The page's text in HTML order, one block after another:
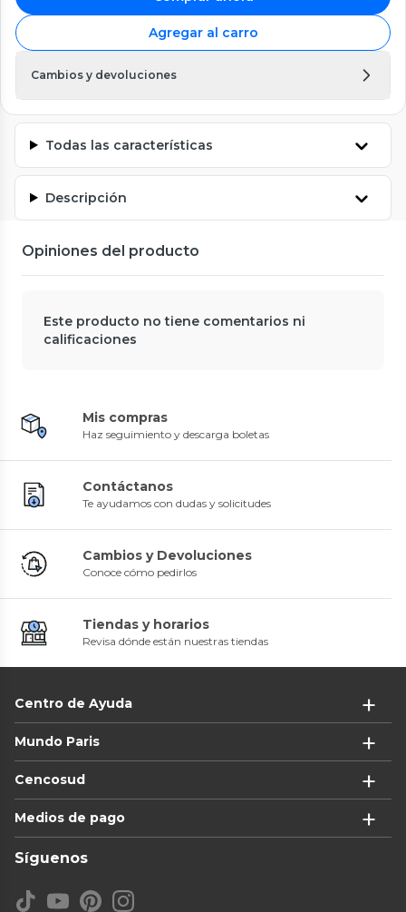
Agregar al carro
Cambios y devoluciones
Todas las características
Descripción
Opiniones del producto
Este producto no tiene comentarios ni
calificaciones
Mis compras
Haz seguimiento y descarga boletas
Contáctanos
Te ayudamos con dudas y solicitudes
Cambios y Devoluciones
Conoce cómo pedirlos
Tiendas y horarios
Revisa dónde están nuestras tiendas
Centro de Ayuda
Mundo Paris
Cencosud
Medios de pago
Síguenos